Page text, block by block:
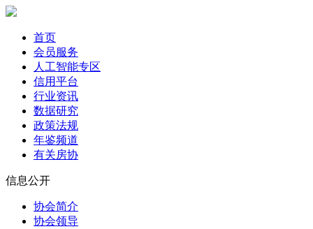
首页
会员服务
人工智能专区
信用平台
行业资讯
数据研究
政策法规
年鉴频道
有关房协
信息公开
协会简介
协会领导